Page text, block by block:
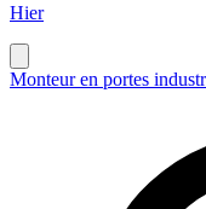
Hier
Monteur en portes